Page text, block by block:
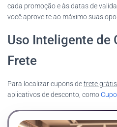
cada promoção e às datas de
você aproveite ao máximo suas
Uso Inteligente de
Frete
Para localizar cupons defrete grátis
aplicativos de desconto, como